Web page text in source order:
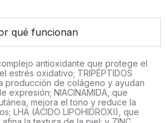
qué funcionan
antioxidante que protege el
estrés oxidativo; TRIPÉPTIDOS
producción de colágeno y ayudan
expresión; NIACINAMIDA, que
mejora el tono y reduce la
LHA (ÁCIDO LIPOHIDROXI), que